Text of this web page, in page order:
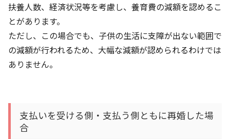
扶養人数、経済状況等を考慮し、養育費の減額を認めるこ
とがあります。
ただし、この場合でも、子供の生活に支障が出ない範囲で
の減額が行われるため、大幅な減額が認められるわけでは
ありません。
支払いを受ける側・支払う側ともに再婚した場
合